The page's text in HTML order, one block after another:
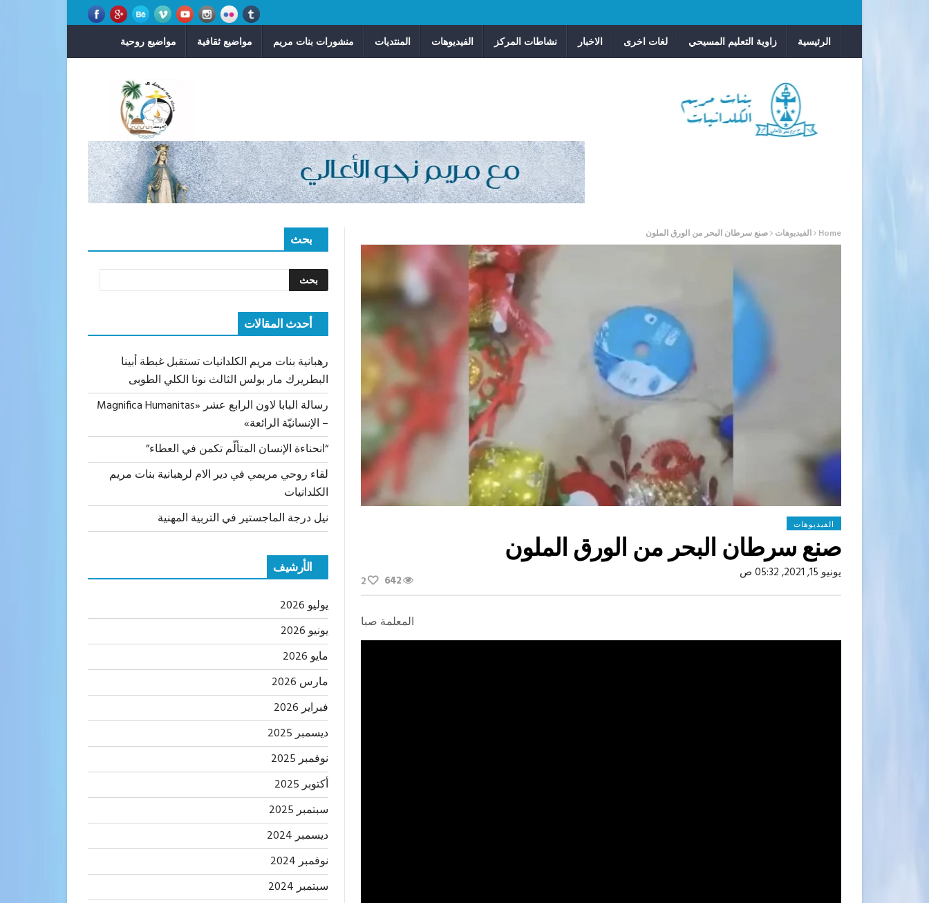
الرئيسية زاوية التعليم المسيحي لغات اخرى الاخبار نشاطات المركز الفيديوهات المنتديات منشورات بنات مريم مواضيع ثقافية مواضيع روحية
Home الفيديوهات صنع سرطان البحر من الورق الملون
الفيديوهات
صنع سرطان البحر من الورق الملون
يونيو 15, 2021, 05:32 ص 642
2
المعلمة صبا
بحث
أحدث المقالات
رهبانية بنات مريم الكلدانيات تستقبل غبطة أبينا
البطريرك مار بولس الثالث نونا الكلي الطوبى
رسالة البابا لاون الرابع عشر «Magnifica Humanitas
– الإنسانيّة الرائعة»
“انحناءة الإنسان المتألّم تكمن في العطاء”
لقاء روحي مريمي في دير الام لرهبانية بنات مريم
الكلدانيات
نيل درجة الماجستير في التربية المهنية
الأرشيف
يوليو 2026
يونيو 2026
مايو 2026
مارس 2026
فبراير 2026
ديسمبر 2025
نوفمبر 2025
أكتوبر 2025
سبتمبر 2025
ديسمبر 2024
نوفمبر 2024
سبتمبر 2024